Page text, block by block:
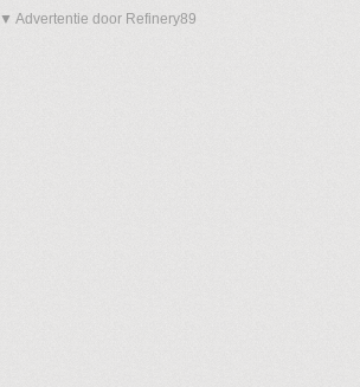
▼ Advertentie door Refinery89